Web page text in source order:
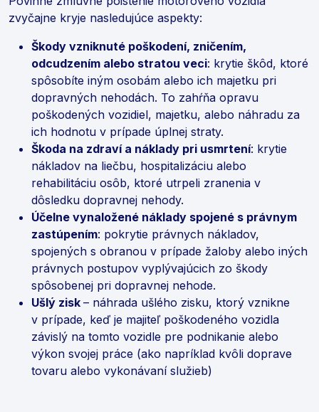
zvyčajne kryje nasledujúce aspekty:
Škody vzniknuté poškodení, zničením,
odcudzením alebo stratou veci: krytie škôd, ktoré
spôsobíte iným osobám alebo ich majetku pri
dopravných nehodách. To zahŕňa opravu
poškodených vozidiel, majetku, alebo náhradu za
ich hodnotu v prípade úplnej straty.
Škoda na zdraví a náklady pri usmrtení: krytie
nákladov na liečbu, hospitalizáciu alebo
rehabilitáciu osôb, ktoré utrpeli zranenia v
dôsledku dopravnej nehody.
Účelne vynaložené náklady spojené s právnym
zastúpením: pokrytie právnych nákladov,
spojených s obranou v prípade žaloby alebo iných
právnych postupov vyplývajúcich zo škody
spôsobenej pri dopravnej nehode.
Ušlý zisk – náhrada ušlého zisku, ktorý vznikne
v prípade, keď je majiteľ poškodeného vozidla
závislý na tomto vozidle pre podnikanie alebo
výkon svojej práce (ako napríklad kvôli doprave
tovaru alebo vykonávaní služieb)